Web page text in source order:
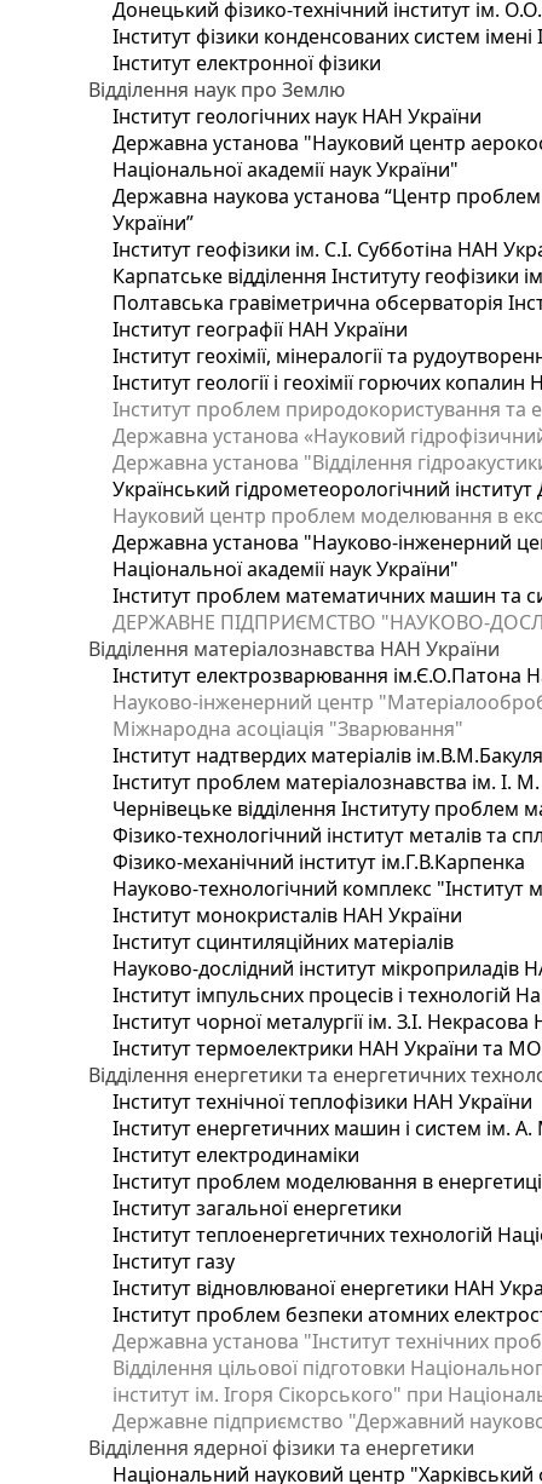
Донецький фізико-технічний інститут ім.
Інститут фізики конденсованих систем
Інститут електронної фізики
Відділення наук про Землю
Інститут геологічних наук НАН України
Державна установа "Науковий центр
Національної академії наук України"
Державна наукова установа “Центр проблем
України”
Інститут геофізики ім. С.І. Субботіна НАН
Карпатське відділення Інституту геофізики
Полтавська гравіметрична обсерваторія
Інститут географії НАН України
Інститут геохімії, мінералогії та
Інститут геології і геохімії горючих
Інститут проблем природокористування та
Державна установа «Науковий
Державна установа "Відділення
Український гідрометеорологічний
Науковий центр проблем моделювання в
Державна установа "Науково-інженерний
Національної академії наук України"
Інститут проблем математичних машин та
ДЕРЖАВНЕ ПІДПРИЄМСТВО "НАУКОВО-
Відділення матеріалознавства НАН України
Інститут електрозварювання ім.Є.О.Патона
Науково-інженерний центр
Міжнародна асоціація "Зварювання"
Інститут надтвердих матеріалів
Інститут проблем матеріалознавства ім. І.
Чернівецьке відділення Інституту проблем
Фізико-технологічний інститут металів та
Фізико-механічний інститут ім.Г.В.Карпенка
Науково-технологічний комплекс "Інститут
Інститут монокристалів НАН України
Інститут сцинтиляційних матеріалів
Науково-дослідний інститут мікроприладів
Інститут імпульсних процесів і технологій
Інститут чорної металургії ім. З.І.
Інститут термоелектрики НАН України та
Відділення енергетики та енергетичних
Інститут технічної теплофізики НАН України
Інститут енергетичних машин і систем ім.
Інститут електродинаміки
Інститут проблем моделювання в
Інститут загальної енергетики
Інститут теплоенергетичних технологій
Інститут газу
Інститут відновлюваної енергетики НАН
Інститут проблем безпеки атомних
Державна установа "Інститут технічних
Відділення цільової підготовки
інститут ім. Ігоря Сікорського" при
Державне підприємство "Державний
Відділення ядерної фізики та енергетики
Національний науковий центр "Харківський